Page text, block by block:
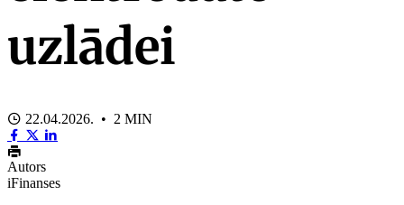
uzlādei
22.04.2026. • 2 MIN
Autors
iFinanses